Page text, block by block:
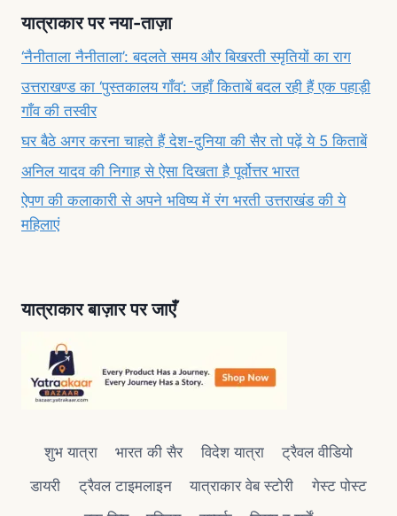
यात्राकार पर नया-ताज़ा
‘नैनीताला नैनीताला’: बदलते समय और बिखरती स्मृतियों का राग
उत्तराखण्ड का ‘पुस्तकालय गाँव’: जहाँ किताबें बदल रही हैं एक पहाड़ी
गाँव की तस्वीर
घर बैठे अगर करना चाहते हैं देश-दुनिया की सैर तो पढ़ें ये 5 किताबें
अनिल यादव की निगाह से ऐसा दिखता है पूर्वोत्तर भारत
ऐपण की कलाकारी से अपने भविष्य में रंग भरती उत्तराखंड की ये
महिलाएं
यात्राकार बाज़ार पर जाएँ
शुभ यात्रा भारत की सैर विदेश यात्रा
ट्रैवल वीडियो
डायरी
ट्रैवल टाइमलाइन यात्राकार वेब स्टोरी
गेस्ट पोस्ट